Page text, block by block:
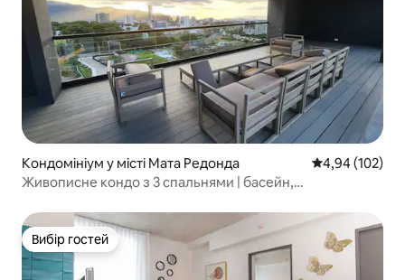
Кондомініум у місті Мата Редонда Середня
4,94 (102)
Живописне кондо з 3 спальнями | басейн,
Вибір гостей
Вибір гостей